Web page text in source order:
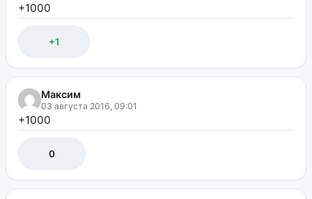
+1000
+1
Максим
03 августа 2016, 09:01
+1000
0